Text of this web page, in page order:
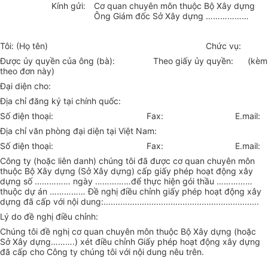
Kính gửi:
Cơ quan chuyên môn thuộc Bộ Xây dựng
Ông Giám đốc Sở Xây dựng ………………
Tôi: (Họ tên)
Chức vụ:
Được ủy quyền của ông (bà): Theo giấy ủy quyền:
(kèm
theo đơn này)
Đại diện cho:
Địa chỉ đăng ký tại chính quốc:
Số điện thoại:
Fax:
E.mail:
Địa chỉ văn phòng đại diện tại Việt Nam:
Số điện thoại: Fax: E.mail:
Công ty (hoặc liên danh) chúng tôi đã được cơ quan chuyên môn
thuộc Bộ Xây dựng (Sở Xây dựng) cấp giấy phép hoạt động xây
dựng số …………… ngày ……………để thực hiện gói thầu ……………
thuộc dự án …………… Đề nghị điều chỉnh giấy phép hoạt động xây
dựng đã cấp với nội dung:.................................................................
Lý do đề nghị điều chỉnh:
Chúng tôi đề nghị cơ quan chuyên môn thuộc Bộ Xây dựng (hoặc
Sở Xây dựng……….) xét điều chỉnh Giấy phép hoạt động xây dựng
đã cấp cho Công ty chúng tôi với nội dung nêu trên.